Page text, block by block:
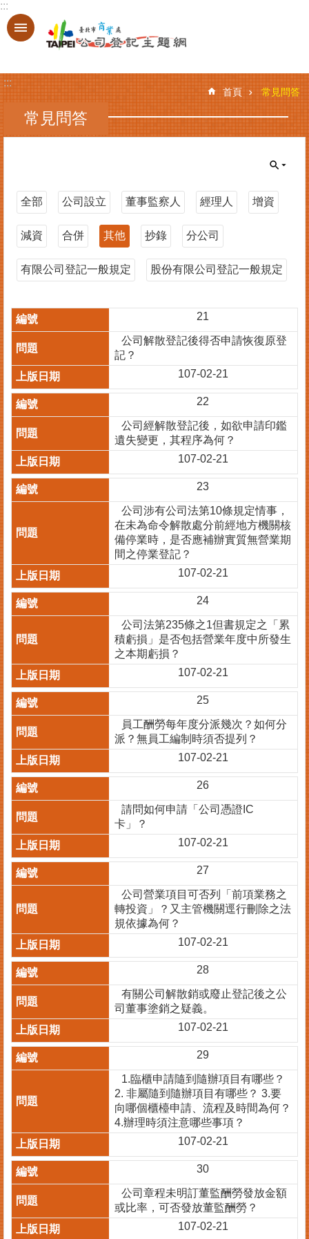
跳到主要內容區塊
進
搜
尋
務
本
資
料
查
案
進
度
查
詢
便
民
服
務
法
查
詢
統
資
訊
其
機
關
常
見
答
網
站
覽
回
首
臺
北
市
業
處
商
業
主
網
常
見
問
答
:::
:::
首頁 常見問答
常見問答
全部 公司設立 董事監察人 經理人 增資
減資 合併 其他 抄錄 分公司
有限公司登記一般規定 股份有限公司登記一般規定
21
公司解散登記後得否申請恢復原登
記？
107-02-21
22
公司經解散登記後，如欲申請印鑑
遺失變更，其程序為何？
107-02-21
23
公司涉有公司法第10條規定情事，
在未為命令解散處分前經地方機關核
備停業時，是否應補辦實質無營業期
間之停業登記？
107-02-21
24
公司法第235條之1但書規定之「累
積虧損」是否包括營業年度中所發生
之本期虧損？
107-02-21
25
員工酬勞每年度分派幾次？如何分
派？無員工編制時須否提列？
107-02-21
26
請問如何申請「公司憑證IC
卡」？
107-02-21
27
公司營業項目可否列「前項業務之
轉投資」？又主管機關逕行刪除之法
規依據為何？
107-02-21
28
有關公司解散銷或廢止登記後之公
司董事塗銷之疑義。
107-02-21
29
1.臨櫃申請隨到隨辦項目有哪些？
2. 非屬隨到隨辦項目有哪些？ 3.要
向哪個櫃檯申請、流程及時間為何？
4.辦理時須注意哪些事項？
107-02-21
30
公司章程未明訂董監酬勞發放金額
或比率，可否發放董監酬勞？
107-02-21